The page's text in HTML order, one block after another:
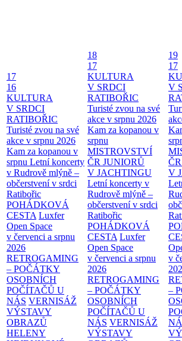
17
16
KULTURA
V SRDCI
RATIBOŘIC
Turisté zvou na své
akce v srpnu 2026
Kam za kopanou v
srpnu Letní koncerty
v Rudrově mlýně –
občerstvení v srdci
Ratibořic
POHÁDKOVÁ
CESTA Luxfer
Open Space
v červenci a srpnu
2026
RETROGAMING
– POČÁTKY
OSOBNÍCH
POČÍTAČŮ U
NÁS VERNISÁŽ
VÝSTAVY
OBRAZŮ
HELENY
18
17
KULTURA
V SRDCI
RATIBOŘIC
Turisté zvou na své
akce v srpnu 2026
Kam za kopanou v
srpnu
MISTROVSTVÍ
ČR JUNIORŮ
V JACHTINGU
Letní koncerty v
Rudrově mlýně –
občerstvení v srdci
Ratibořic
POHÁDKOVÁ
CESTA Luxfer
Open Space
v červenci a srpnu
2026
RETROGAMING
– POČÁTKY
OSOBNÍCH
POČÍTAČŮ U
NÁS VERNISÁŽ
VÝSTAVY
19
17
V
V
v
–